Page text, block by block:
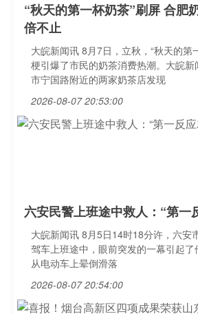
“秋天的第一杯奶茶”刷屏 合肥
倍不止
大皖新闻讯 8月7日，立秋，“秋天的第
梗引爆了市民的奶茶消费热潮。大皖
市宁国路附近的两家奶茶店发现
2026-08-07 20:53:00
六安民警上班途中救人：“第一
大皖新闻讯 8月5日14时18分许，六安
驾车上班途中，眼前突发的一幕引起
从电动车上晕倒滑落
2026-08-07 20:54:00